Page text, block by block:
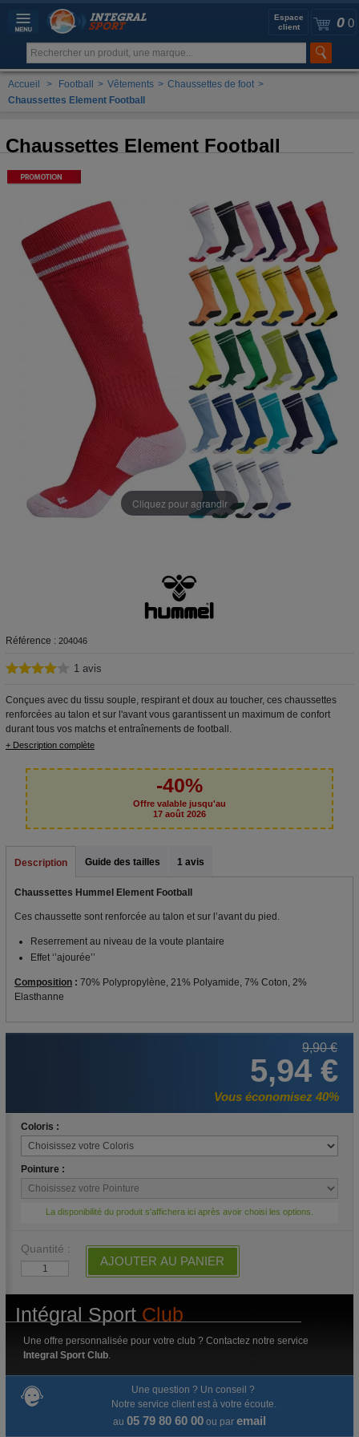
0 0
Espace
client
Accueil > Football > Vêtements > Chaussettes de foot >
Chaussettes Element Football
Chaussettes Element Football
Cliquez pour agrandir
Référence : 204046
1 avis
Conçues avec du tissu souple, respirant et doux au toucher, ces chaussettes
renforcées au talon et sur l'avant vous garantissent un maximum de confort
durant tous vos matchs et entraînements de football.
+ Description complète
-40%
Offre valable jusqu'au
17 août 2026
Description Guide des tailles 1 avis
Chaussettes Hummel Element Football
Ces chaussette sont renforcée au talon et sur l’avant du pied.
Reserrement au niveau de la voute plantaire
Effet ‘’ajourée’’
Composition : 70% Polypropylène, 21% Polyamide, 7% Coton, 2%
Elasthanne
9,90 €
5,94 €
Vous économisez 40%
Coloris :
Pointure :
La disponibilité du produit s'affichera ici après avoir choisi les options.
Quantité :
AJOUTER AU PANIER
Intégral Sport Club
Une offre personnalisée pour votre club ? Contactez notre service
Integral Sport Club.
Une question ? Un conseil ?
Notre service client est à votre écoute.
au 05 79 80 60 00ou par email